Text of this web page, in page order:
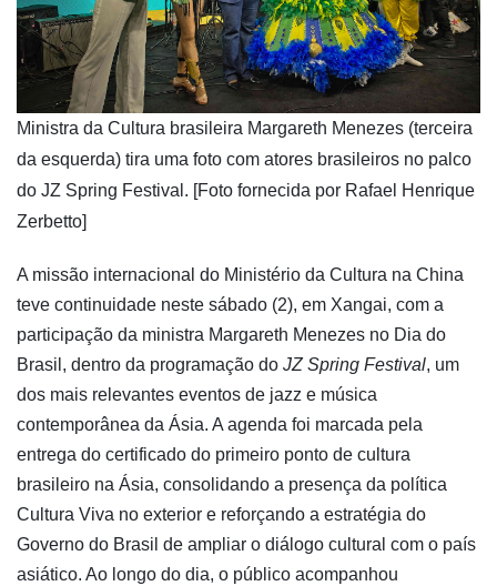
​Ministra da Cultura brasileira Margareth Menezes (terceira
da esquerda) tira uma foto com atores brasileiros no palco
do JZ Spring Festival. [Foto fornecida por Rafael Henrique
Zerbetto]
A missão internacional do Ministério da Cultura na China
teve continuidade neste sábado (2), em Xangai, com a
participação da ministra Margareth Menezes no Dia do
Brasil, dentro da programação do JZ Spring Festival, um
dos mais relevantes eventos de jazz e música
contemporânea da Ásia. A agenda foi marcada pela
entrega do certificado do primeiro ponto de cultura
brasileiro na Ásia, consolidando a presença da política
Cultura Viva no exterior e reforçando a estratégia do
Governo do Brasil de ampliar o diálogo cultural com o país
asiático. Ao longo do dia, o público acompanhou